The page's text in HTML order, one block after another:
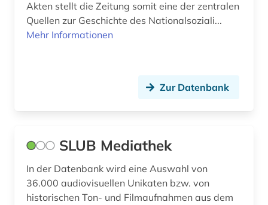
Akten stellt die Zeitung somit eine der zentralen
Quellen zur Geschichte des Nationalsoziali...
Mehr Informationen
Zur Datenbank
SLUB Mediathek
In der Datenbank wird eine Auswahl von
36.000 audiovisuellen Unikaten bzw. von
historischen Ton- und Filmaufnahmen aus dem